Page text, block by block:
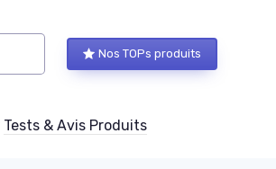
Nos TOPs produits
Tests & Avis Produits